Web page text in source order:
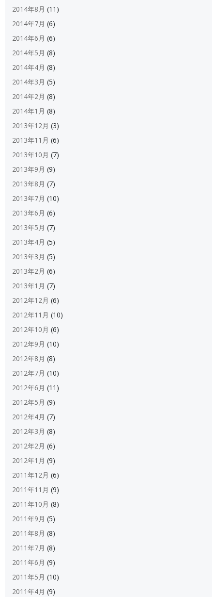
2014年8月 (11)
2014年7月 (6)
2014年6月 (6)
2014年5月 (8)
2014年4月 (8)
2014年3月 (5)
2014年2月 (8)
2014年1月 (8)
2013年12月 (3)
2013年11月 (6)
2013年10月 (7)
2013年9月 (9)
2013年8月 (7)
2013年7月 (10)
2013年6月 (6)
2013年5月 (7)
2013年4月 (5)
2013年3月 (5)
2013年2月 (6)
2013年1月 (7)
2012年12月 (6)
2012年11月 (10)
2012年10月 (6)
2012年9月 (10)
2012年8月 (8)
2012年7月 (10)
2012年6月 (11)
2012年5月 (9)
2012年4月 (7)
2012年3月 (8)
2012年2月 (6)
2012年1月 (9)
2011年12月 (6)
2011年11月 (9)
2011年10月 (8)
2011年9月 (5)
2011年8月 (8)
2011年7月 (8)
2011年6月 (9)
2011年5月 (10)
2011年4月 (9)